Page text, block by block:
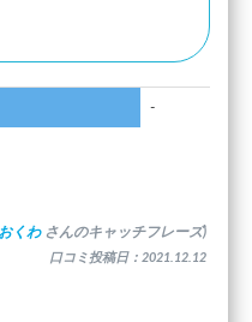
-
おくわ さんのキャッチフレーズ)
口コミ投稿日：2021.12.12